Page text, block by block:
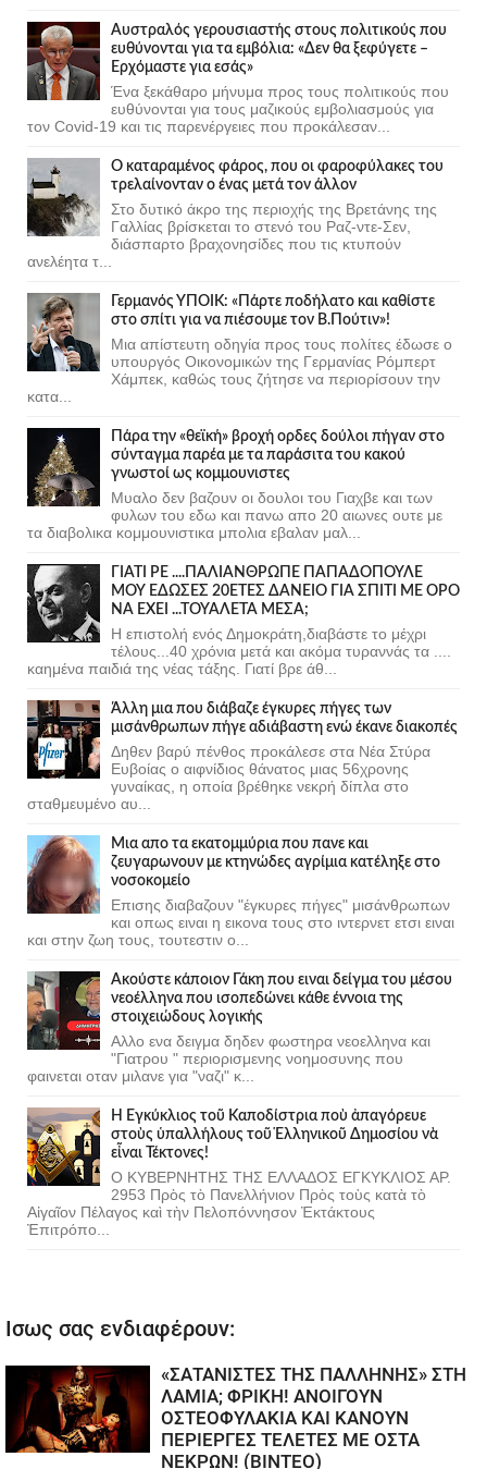
Αυστραλός γερουσιαστής στους πολιτικούς που
ευθύνονται για τα εμβόλια: «Δεν θα ξεφύγετε –
Ερχόμαστε για εσάς»
Ένα ξεκάθαρο μήνυμα προς τους πολιτικούς που
ευθύνονται για τους μαζικούς εμβολιασμούς για
τον Covid-19 και τις παρενέργειες που προκάλεσαν...
Ο καταραμένος φάρος, που οι φαροφύλακες του
τρελαίνονταν ο ένας μετά τον άλλον
Στο δυτικό άκρο της περιοχής της Βρετάνης της
Γαλλίας βρίσκεται το στενό του Ραζ-ντε-Σεν,
διάσπαρτο βραχονησίδες που τις κτυπούν
ανελέητα τ...
Γερμανός ΥΠΟΙΚ: «Πάρτε ποδήλατο και καθίστε
στο σπίτι για να πιέσουμε τον Β.Πούτιν»!
Μια απίστευτη οδηγία προς τους πολίτες έδωσε ο
υπουργός Οικονομικών της Γερμανίας Ρόμπερτ
Χάμπεκ, καθώς τους ζήτησε να περιορίσουν την
κατα...
Πάρα την «θεϊκή» βροχή ορδες δούλοι πήγαν στο
σύνταγμα παρέα με τα παράσιτα του κακού
γνωστοί ως κομμουνιστες
Μυαλο δεν βαζουν οι δουλοι του Γιαχβε και των
φυλων του εδω και πανω απο 20 αιωνες ουτε με
τα διαβολικα κομμουνιστικα μπολια εβαλαν μαλ...
ΓΙΑΤΙ ΡΕ ....ΠΑΛΙΑΝΘΡΩΠΕ ΠΑΠΑΔΟΠΟΥΛΕ
ΜΟΥ ΕΔΩΣΕΣ 20ΕΤΕΣ ΔΑΝΕΙΟ ΓΙΑ ΣΠΙΤΙ ΜΕ ΟΡΟ
ΝΑ ΕΧΕΙ ...ΤΟΥΑΛΕΤΑ ΜΕΣΑ;
Η επιστολή ενός Δημοκράτη,διαβάστε το μέχρι
τέλους...40 χρόνια μετά και ακόμα τυραννάς τα ....
καημένα παιδιά της νέας τάξης. Γιατί βρε άθ...
Άλλη μια που διάβαζε έγκυρες πήγες των
μισάνθρωπων πήγε αδιάβαστη ενώ έκανε διακοπές
Δηθεν βαρύ πένθος προκάλεσε στα Νέα Στύρα
Ευβοίας ο αιφνίδιος θάνατος μιας 56χρονης
γυναίκας, η οποία βρέθηκε νεκρή δίπλα στο
σταθμευμένο αυ...
Μια απο τα εκατομμύρια που πανε και
ζευγαρωνουν με κτηνώδες αγρίμια κατέληξε στο
νοσοκομείο
Επισης διαβαζουν "έγκυρες πήγες" μισάνθρωπων
και οπως ειναι η εικονα τους στο ιντερνετ ετσι ειναι
και στην ζωη τους, τουτεστιν ο...
Ακούστε κάποιον Γάκη που ειναι δείγμα του μέσου
νεοέλληνα που ισοπεδώνει κάθε έννοια της
στοιχειώδους λογικής
Αλλο ενα δειγμα δηδεν φωστηρα νεοελληνα και
"Γιατρου " περιορισμενης νοημοσυνης που
φαινεται οταν μιλανε για "ναζι" κ...
Ἡ Ἐγκύκλιος τοῦ Καποδίστρια ποὺ ἀπαγόρευε
στοὺς ὑπαλλήλους τοῦ Ἑλληνικοῦ Δημοσίου νὰ
εἶναι Τέκτονες!
Ο ΚΥΒΕΡΝΗΤΗΣ ΤΗΣ ΕΛΛΑΔΟΣ ΕΓΚΥΚΛΙΟΣ ΑΡ.
2953 Πρὸς τὸ Πανελλήνιον Πρὸς τοὺς κατὰ τὸ
Αἰγαῖον Πέλαγος καὶ τὴν Πελοπόννησον Ἐκτάκτους
Ἐπιτρόπο...